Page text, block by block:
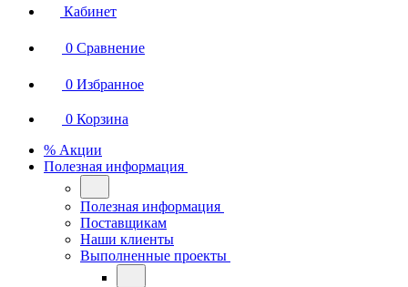
Кабинет
0 Сравнение
0 Избранное
0 Корзина
% Акции
Полезная информация
Полезная информация
Поставщикам
Наши клиенты
Выполненные проекты